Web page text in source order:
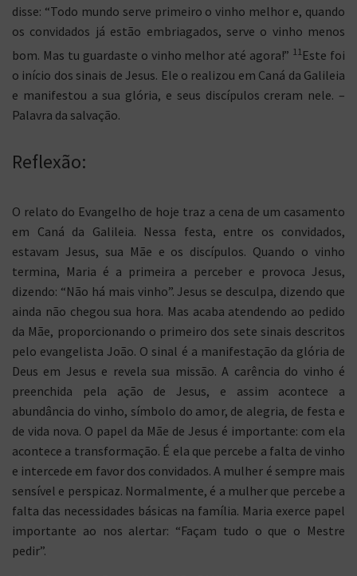
disse: “Todo mundo serve primeiro o vinho melhor e, quando
os convidados já estão embriagados, serve o vinho menos
bom. Mas tu guardaste o vinho melhor até agora!” 11 Este foi
o início dos sinais de Jesus. Ele o realizou em Caná da Galileia
e manifestou a sua glória, e seus discípulos creram nele. –
Palavra da salvação.
Reflexão:
O relato do Evangelho de hoje traz a cena de um casamento
em Caná da Galileia. Nessa festa, entre os convidados,
estavam Jesus, sua Mãe e os discípulos. Quando o vinho
termina, Maria é a primeira a perceber e provoca Jesus,
dizendo: “Não há mais vinho”. Jesus se desculpa, dizendo que
ainda não chegou sua hora. Mas acaba atendendo ao pedido
da Mãe, proporcionando o primeiro dos sete sinais descritos
pelo evangelista João. O sinal é a manifestação da glória de
Deus em Jesus e revela sua missão. A carência do vinho é
preenchida pela ação de Jesus, e assim acontece a
abundância do vinho, símbolo do amor, de alegria, de festa e
de vida nova. O papel da Mãe de Jesus é importante: com ela
acontece a transformação. É ela que percebe a falta de vinho
e intercede em favor dos convidados. A mulher é sempre mais
sensível e perspicaz. Normalmente, é a mulher que percebe a
falta das necessidades básicas na família. Maria exerce papel
importante ao nos alertar: “Façam tudo o que o Mestre
pedir”.